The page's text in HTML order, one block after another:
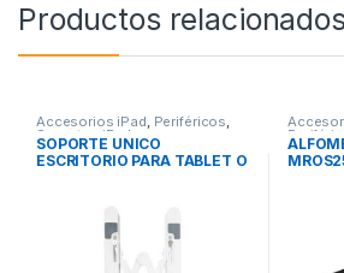
Productos
Accesorios iPad, Periféricos,
Soportes iPad
SOPORTE UNICO
ESCRITORIO PARA TABLET O